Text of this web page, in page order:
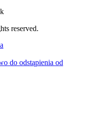
reserved.
do odstąpienia od